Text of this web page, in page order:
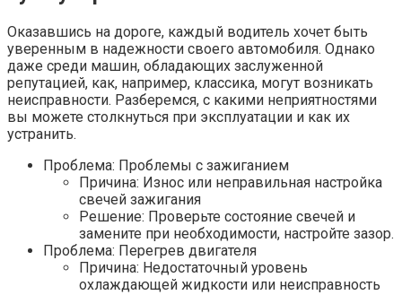
Оказавшись на дороге, каждый водитель хочет быть
уверенным в надежности своего автомобиля. Однако
даже среди машин, обладающих заслуженной
репутацией, как, например, классика, могут возникать
неисправности. Разберемся, с какими неприятностями
вы можете столкнуться при эксплуатации и как их
устранить.
Проблема: Проблемы с зажиганием
Причина: Износ или неправильная настройка
свечей зажигания
Решение: Проверьте состояние свечей и
замените при необходимости, настройте зазор.
Проблема: Перегрев двигателя
Причина: Недостаточный уровень
охлаждающей жидкости или неисправность